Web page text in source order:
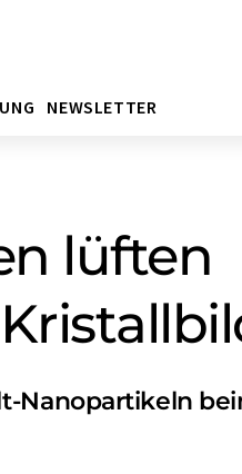
NEWSLETTER
lüften
Nanopartikeln